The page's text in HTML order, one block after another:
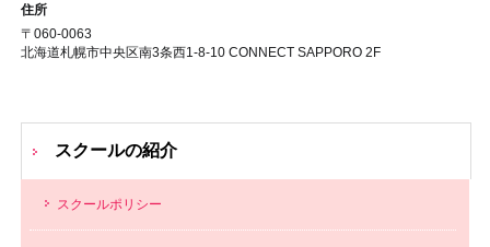
住所
〒060-0063
北海道札幌市中央区南3条西1-8-10 CONNECT SAPPORO 2F
スクールの紹介
スクールポリシー